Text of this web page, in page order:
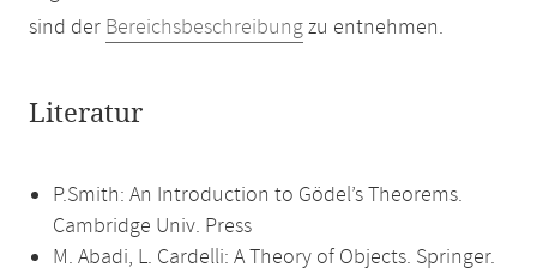
sind der Bereichsbeschreibungzu entnehmen.
Literatur
P.Smith: An Introduction to Gödel’s Theorems.
Cambridge Univ. Press
M. Abadi, L. Cardelli: A Theory of Objects. Springer.